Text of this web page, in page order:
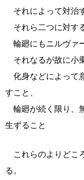
それによって対治
それら二つに対す
輪廻にもニルヴァ
それなるが故に小
化身などによって
すこと、
輪廻が続く限り、
生ずること
これらのよりどこ
る。